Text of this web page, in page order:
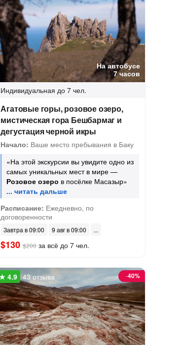
На автобусе
7 часов
Индивидуальная до 7 чел.
Агатовые горы, розовое озеро,
мистическая гора Бешбармаг и
дегустация черной икры
Начало: Ваше место пребывания в Баку
«На этой экскурсии вы увидите одно из
самых уникальных мест в мире —
Розовое озеро в посёлке Масазыр»
Расписание: Ежедневно, по
договоренности
Завтра в 09:00 9 авг в 09:00
$130 $200за всё до 7 чел.
-40%
43 отзыва